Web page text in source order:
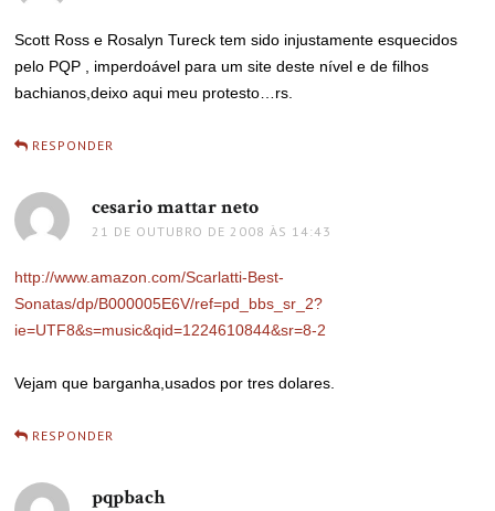
Scott Ross e Rosalyn Tureck tem sido injustamente esquecidos
pelo PQP , imperdoável para um site deste nível e de filhos
bachianos,deixo aqui meu protesto…rs.
RESPONDER
cesario mattar neto
21 DE OUTUBRO DE 2008 ÀS 14:43
http://www.amazon.com/Scarlatti-Best-
Sonatas/dp/B000005E6V/ref=pd_bbs_sr_2?
ie=UTF8&s=music&qid=1224610844&sr=8-2
Vejam que barganha,usados por tres dolares.
RESPONDER
pqpbachdisse: